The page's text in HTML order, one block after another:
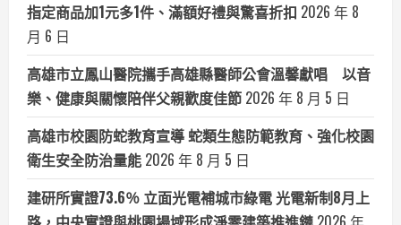
指定商品加1元多1件、滿額好禮與驚喜折扣 2026 年 8
月 6 日
高雄市立鳳山醫院攜手高雄縣醫師公會溫馨獻唱 以音
樂、健康與關懷陪伴父親歡度佳節 2026 年 8 月 5 日
高雄市校園防蛇教育宣導 蛇類生態防範教育、強化校園
衛生安全防治量能 2026 年 8 月 5 日
建研所實證73.6％ 立面光電補城市綠電 光電新制8月上